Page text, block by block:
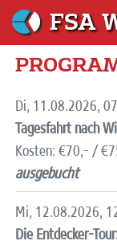
FSA
Di, 11.08.2026,
Tagesfahrt nach
Kosten:€70,- /
ausgebucht
Mi, 12.08.2026,